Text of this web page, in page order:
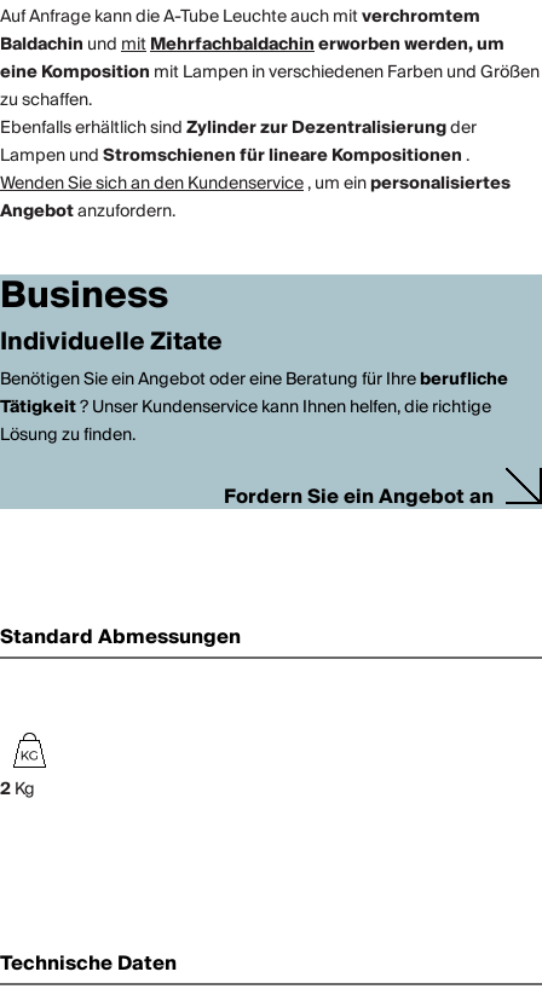
Auf Anfrage kann die A-Tube Leuchte auch mitverchromtem
Baldachin undmitMehrfachbaldachinerworben werden, um
eine Komposition mit Lampen in verschiedenen Farben und Größen
zu schaffen.
Ebenfalls erhältlich sindZylinder zur Dezentralisierungder
Lampen undStromschienen für lineare Kompositionen.
Wenden Sie sich an den Kundenservice, um einpersonalisiertes
Angebotanzufordern.
Business
Individuelle Zitate
Benötigen Sie ein Angebot oder eine Beratung für Ihreberufliche
Tätigkeit? Unser Kundenservice kann Ihnen helfen, die richtige
Lösung zu finden.
Fordern Sie ein Angebot an
Standard Abmessungen
2Kg
Technische Daten